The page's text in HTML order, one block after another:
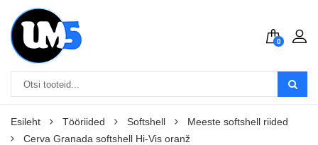
0
Esileht Tööriided Softshell
Meeste softshell riided
Cerva Granada softshell Hi-Vis oranž